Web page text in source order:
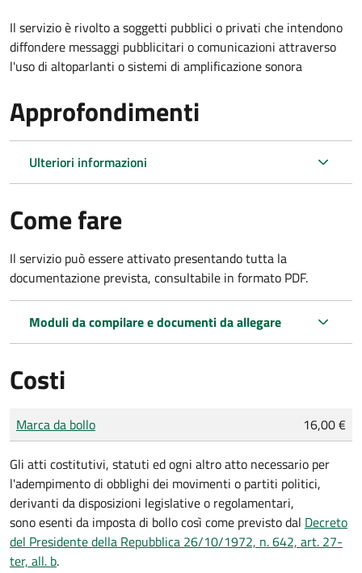
Il servizio è rivolto a soggetti pubblici o privati che intendono
diffondere messaggi pubblicitari o comunicazioni attraverso
l'uso di altoparlanti o sistemi di amplificazione sonora
Approfondimenti
Ulteriori informazioni
Come fare
Il servizio può essere attivato presentando tutta la
documentazione prevista, consultabile in formato PDF.
Moduli da compilare e documenti da allegare
Costi
Tipo di pagamento
Importo
Marca da bollo 16,00 €
Gli atti costitutivi, statuti ed ogni altro atto necessario per
l'adempimento di obblighi dei movimenti o partiti politici,
derivanti da disposizioni legislative o regolamentari,
sonoesenti da imposta di bollocosì come previsto dal Decreto
del Presidente della Repubblica 26/10/1972, n. 642, art. 27-
ter, all. b.